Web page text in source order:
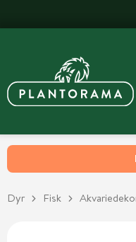
Dyr Fisk